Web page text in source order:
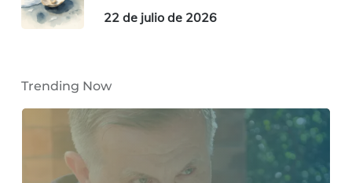
22 de julio de 2026
Trending Now